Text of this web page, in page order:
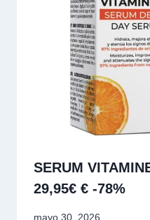
SERUM
29,95€ € -78%
mayo 30, 2026